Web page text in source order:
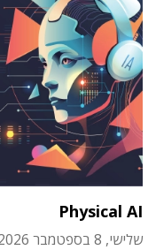
Physical AI
שלישי, 8 בספטמבר 2026